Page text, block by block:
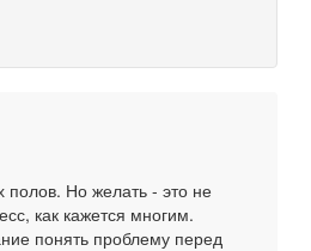
полов. Но желать - это не
как кажется многим.
понять проблему перед